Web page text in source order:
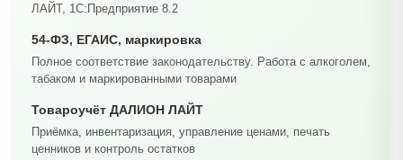
ЛАЙТ, 1С:Предприятие 8.2
54-ФЗ, ЕГАИС, маркировка
Полное соответствие законодательству. Работа с алкоголем,
табаком и маркированными товарами
Товароучёт ДАЛИОН ЛАЙТ
Приёмка, инвентаризация, управление ценами, печать
ценников и контроль остатков